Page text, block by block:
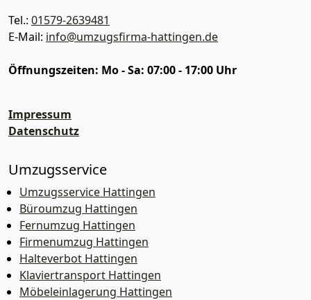
Tel.: 01579-2639481
E-Mail: info@umzugsfirma-hattingen.de
Öffnungszeiten: Mo - Sa: 07:00 - 17:00 Uhr
Impressum
Datenschutz
Umzugsservice
Umzugsservice Hattingen
Büroumzug Hattingen
Fernumzug Hattingen
Firmenumzug Hattingen
Halteverbot Hattingen
Klaviertransport Hattingen
Möbeleinlagerung Hattingen